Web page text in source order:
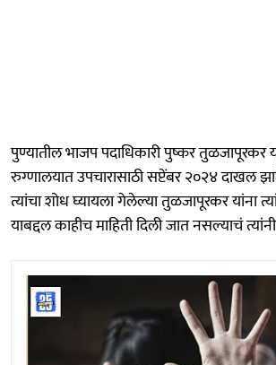
पुण्यातील भाजप पदाधिकारी पुष्कर
रुग्णालयात उपचारासाठी सप्टेंबर २०२४ दाखल
त्यांचा शोध घ्यायला गेलेल्या तुळजापूरकर यांना
याबद्दल काहीच माहिती दिली जात नसल्याचं